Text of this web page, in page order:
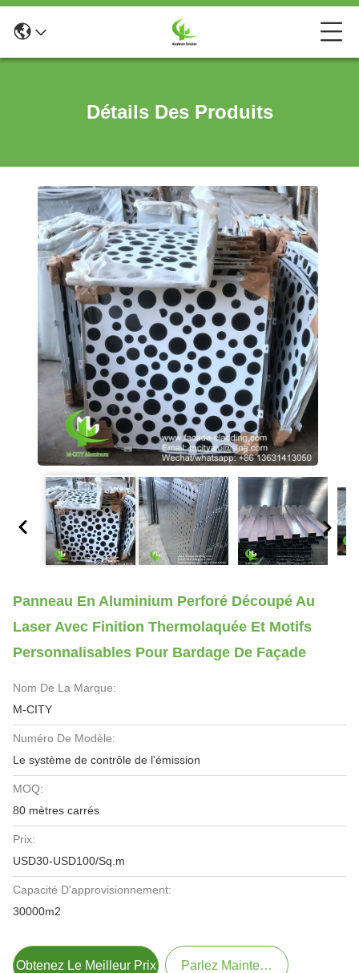
Détails Des Produits
Panneau En Aluminium Perforé Découpé Au
Laser Avec Finition Thermolaquée Et Motifs
Personnalisables Pour Bardage De Façade
Nom De La Marque:
M-CITY
Numéro De Modèle:
Le système de contrôle de l'émission
MOQ:
80 mètres carrés
Prix:
USD30-USD100/Sq.m
Capacité D'approvisionnement:
30000m2
Obtenez Le Meilleur Prix Parlez Maintenant.